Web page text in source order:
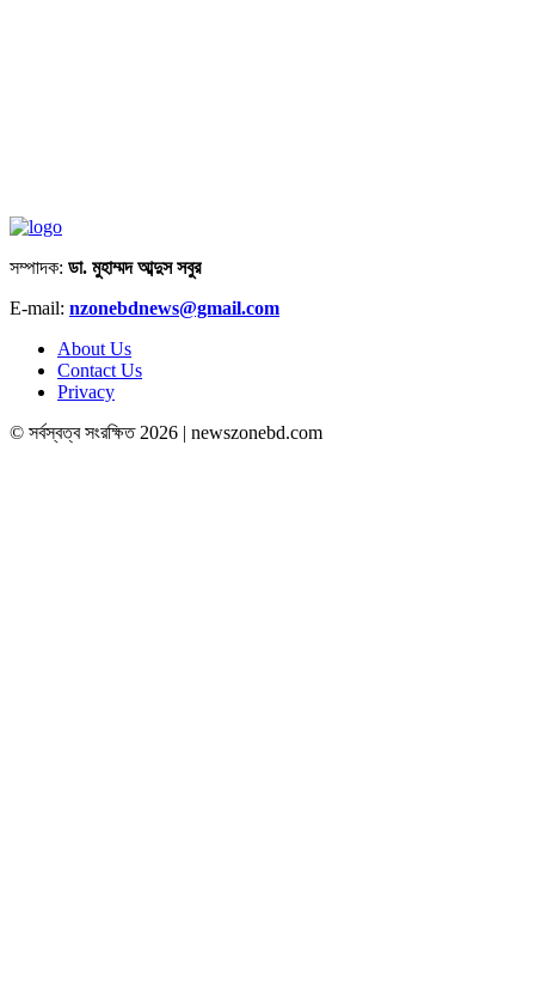
সম্পাদক: ডা. মুহাম্মদ আব্দুস সবুর
E-mail: nzonebdnews@gmail.com
About Us
Contact Us
Privacy
© সর্বস্বত্ব সংরক্ষিত 2026 | newszonebd.com